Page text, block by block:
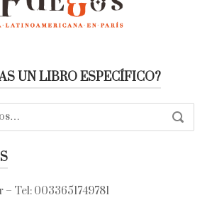
UN LIBRO ESPECÍFICO?
– Tel: 0033651749781